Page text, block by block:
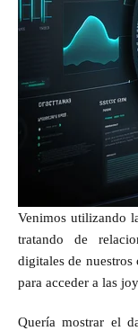
Venimos utilizando
tratando de
digitales de nuestros
para acceder a las
Quería mostrar el